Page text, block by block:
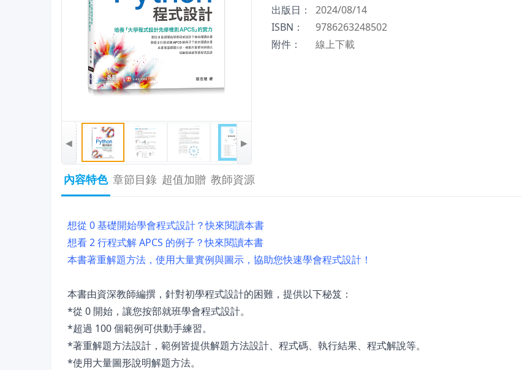
◀ ▶
出版日：
2024/08/14
ISBN：
9786263248502
附件：
線上下載
內容特色 章節目錄 超值加贈 教師資源
想從 0 基礎開始學會程式設計？快來閱讀本書
想看 2 行程式解 APCS 的例子？快來閱讀本書
本書著重解題方法，使用大量實例與圖示，協助您快速學會程式設計！
本書由資深教師編撰，針對初學程式設計的困難，提供以下秘笈：
*從 0 開始，讓您按部就班學會程式設計。
*超過 100 個範例可供動手練習。
*著重解題方法設計，範例皆提供解題方法設計、程式碼、執行結果、程式解說等。
*使用大量圖形說明解題方法。